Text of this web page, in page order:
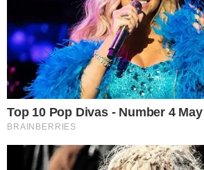
Isso explica por que um chocolate com
pode ser considerado agradável para
excessivamente amargo para outros.
mecanismo também influencia a
como café sem açúcar, rúcula,
de sabor mais intenso.
"Essa diferença não